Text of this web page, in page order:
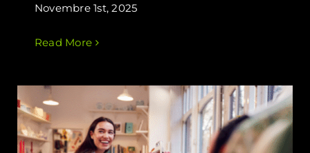
Novembre 1st, 2025
Read More